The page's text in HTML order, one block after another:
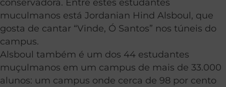
muculmanos está Jordanian Hind Alsboul, que
gosta de cantar “Vinde, Ó Santos” nos túneis do
campus.
Alsboul também é um dos 44 estudantes
muçulmanos em um campus de mais de 33.000
alunos: um campus onde cerca de 98 por cento